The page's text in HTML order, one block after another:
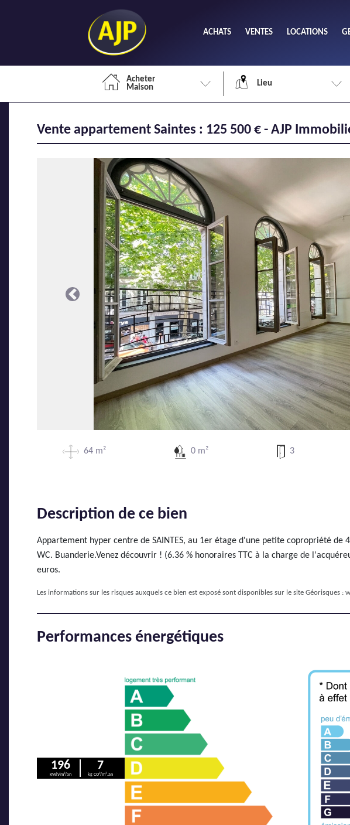
ACHATS VENTES LOCATIONS
Acheter
Maison
Lieu
Vente appartement Saintes : 125 500 € - AJP
Précédente
64 m² 0 m² 3
Description de ce bien
Appartement hyper centre de SAINTES, au 1er étage d'une petite copropriété
WC. Buanderie.Venez découvrir ! (6.36 % honoraires TTC à la charge de
euros.
Les informations sur les risques auxquels ce bien est exposé sont disponibles sur le site Géorisques :
Performances énergétiques
196
KWh/m²/an
7
kg CO²/m².an